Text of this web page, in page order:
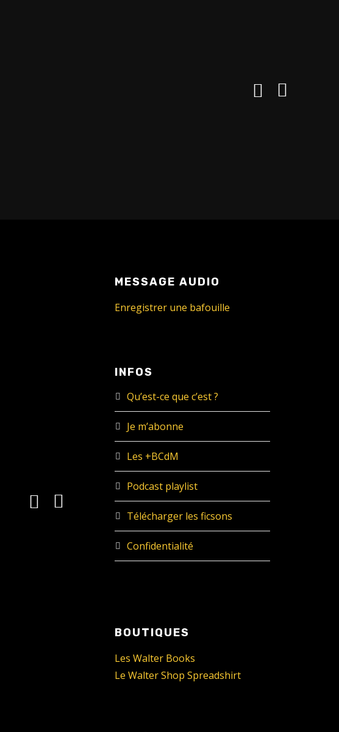
MESSAGE AUDIO
Enregistrer une bafouille
INFOS
Qu’est-ce que c’est ?
Je m’abonne
Les +BCdM
Podcast playlist
Télécharger les ficsons
Confidentialité
BOUTIQUES
Les Walter Books
Le Walter Shop Spreadshirt